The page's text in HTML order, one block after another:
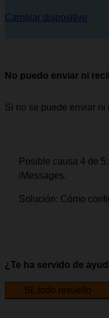
Cambiar dispositivo
No puedo enviar ni
Si no se puede enviar
Posible causa 4 de 5:
iMessages.
Solución: Cómo
¿Te ha servido de
Sí, todo resuelto